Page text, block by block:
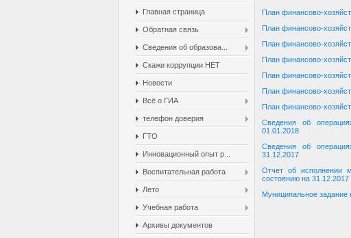
Главная страница
Обратная связь
Сведения об образова...
Скажи коррупции НЕТ
Новости
Всё о ГИА
телефон доверия
ГТО
Инновационный опыт р...
Воспитательная работа
Лето
Учебная работа
Архивы документов
План финансово-
План финансово-
План финансово-
План финансово-
План финансово-
План финансово-
План финансово-
Сведения об
01.01.2018
Сведения об
31.12.2017
Отчет об исполнении
состоянию на 31.12.2017
Муниципальное задание